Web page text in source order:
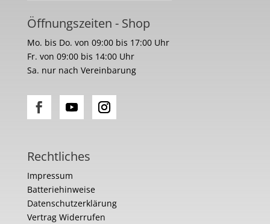
Öffnungszeiten - Shop
Mo. bis Do. von 09:00 bis 17:00 Uhr
Fr. von 09:00 bis 14:00 Uhr
Sa. nur nach Vereinbarung
Rechtliches
Impressum
Batteriehinweise
Datenschutzerklärung
Vertrag Widerrufen